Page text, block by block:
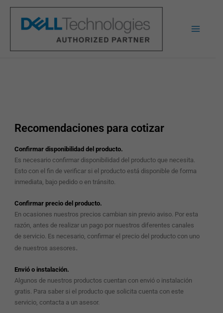
contenido
Recomendaciones para cotizar
Confirmar disponibilidad del producto.
Es necesario confirmar disponibilidad del producto que necesita.
Esto con el fin de verificar si el producto está disponible de forma
inmediata, bajo pedido o en tránsito.
Confirmar precio del producto.
En ocasiones nuestros precios cambian sin previo aviso. Por esta
razón, antes de realizar un pago por nuestros diferentes canales
de servicio. Es necesario, confirmar el precio del producto con uno
de nuestros asesores.
Envió o instalación.
Algunos de nuestros productos cuentan con envió o instalación
gratis. Para saber si el producto que solicita cuenta con este
servicio, contacta a un asesor.